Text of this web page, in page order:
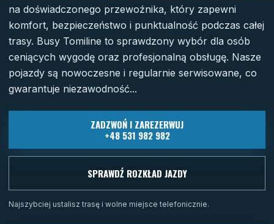
na doświadczonego przewoźnika, który zapewni
komfort, bezpieczeństwo i punktualność podczas całej
trasy. Busy Tomiline to sprawdzony wybór dla osób
ceniących wygodę oraz profesjonalną obsługę. Nasze
pojazdy są nowoczesne i regularnie serwisowane, co
gwarantuje niezawodność...
ZADZWOŃ I ZAREZERWUJ
+48 531 982 982
SPRAWDŹ ROZKŁAD JAZDY
Najszybciej ustalisz trasę i wolne miejsce telefonicznie.